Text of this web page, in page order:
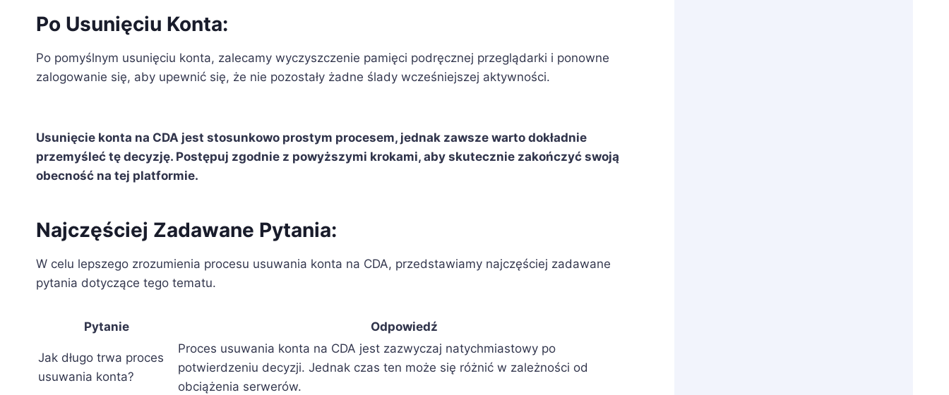
Po Usunięciu Konta:
Po pomyślnym usunięciu konta, zalecamy wyczyszczenie pamięci podręcznej przeglądarki i ponowne
zalogowanie się, aby upewnić się, że nie pozostały żadne ślady wcześniejszej aktywności.
Usunięcie konta na CDA jest stosunkowo prostym procesem, jednak zawsze warto dokładnie
przemyśleć tę decyzję. Postępuj zgodnie z powyższymi krokami, aby skutecznie zakończyć swoją
obecność na tej platformie.
Najczęściej Zadawane Pytania:
W celu lepszego zrozumienia procesu usuwania konta na CDA, przedstawiamy najczęściej zadawane
pytania dotyczące tego tematu.
Pytanie Odpowiedź
Jak długo trwa proces
usuwania konta?
Proces usuwania konta na CDA jest zazwyczaj natychmiastowy po
potwierdzeniu decyzji. Jednak czas ten może się różnić w zależności od
obciążenia serwerów.